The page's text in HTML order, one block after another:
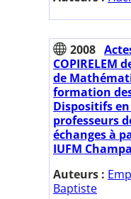
2008
COPIRELEM
de
formation
Dispositifs
professeurs
échanges à
IUFM
Auteurs :
Baptiste